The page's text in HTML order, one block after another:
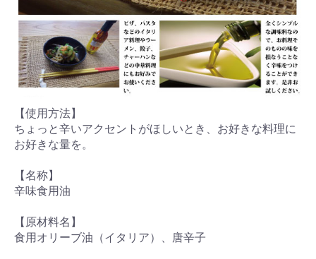
【使用方法】
ちょっと辛いアクセントがほしいとき、お好きな料理に
お好きな量を。
【名称】
辛味食用油
【原材料名】
食用オリーブ油（イタリア）、唐辛子